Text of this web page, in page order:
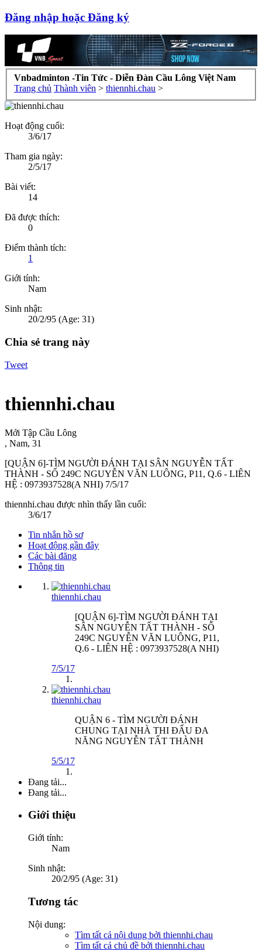
Đăng nhập hoặc Đăng ký
Vnbadminton -Tin Tức - Diễn Đàn Cầu Lông Việt Nam
Trang chủ Thành viên > thiennhi.chau >
Hoạt động cuối:
3/6/17
Tham gia ngày:
2/5/17
Bài viết:
14
Đã được thích:
0
Điểm thành tích:
1
Giới tính:
Nam
Sinh nhật:
20/2/95 (Age: 31)
Chia sẻ trang này
Tweet
thiennhi.chau
Mới Tập Cầu Lông
, Nam, 31
[QUẬN 6]-TÌM NGƯỜI ĐÁNH TẠI SÂN NGUYỄN TẤT
THÀNH - SỐ 249C NGUYỄN VĂN LUÔNG, P11, Q.6 - LIÊN
HỆ : 0973937528(A NHI) 7/5/17
thiennhi.chau được nhìn thấy lần cuối:
3/6/17
Tin nhắn hồ sơ
Hoạt động gần đây
Các bài đăng
Thông tin
thiennhi.chau
[QUẬN 6]-TÌM NGƯỜI ĐÁNH TẠI
SÂN NGUYỄN TẤT THÀNH - SỐ
249C NGUYỄN VĂN LUÔNG, P11,
Q.6 - LIÊN HỆ : 0973937528(A NHI)
7/5/17
thiennhi.chau
QUẬN 6 - TÌM NGƯỜI ĐÁNH
CHUNG TẠI NHÀ THI ĐẤU ĐA
NĂNG NGUYỄN TẤT THÀNH
5/5/17
Đang tải...
Đang tải...
Giới thiệu
Giới tính:
Nam
Sinh nhật:
20/2/95 (Age: 31)
Tương tác
Nội dung:
Tìm tất cả nội dung bởi thiennhi.chau
Tìm tất cả chủ đề bởi thiennhi.chau